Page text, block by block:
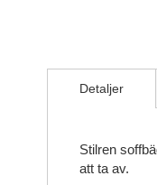
to
images
Detaljer
Stilren
att ta av.